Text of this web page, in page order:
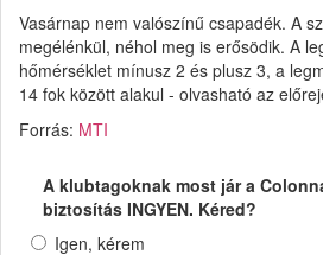
Vasárnap nem valószínű csapadék. A
megélénkül, néhol meg is erősödik. A
hőmérséklet mínusz 2 és plusz 3, a
14 fok között alakul - olvasható az
Forrás: MTI
A klubtagoknak most jár a
biztosítás INGYEN. Kéred?
Igen, kérem